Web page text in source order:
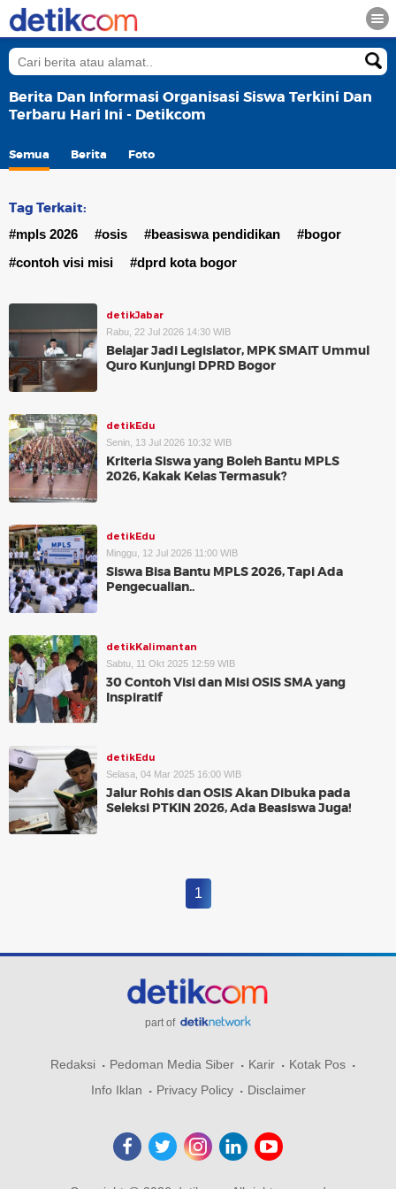
Berita Dan Informasi Organisasi Siswa Terkini Dan
Terbaru Hari Ini - Detikcom
Semua Berita Foto
Tag Terkait:
#mpls 2026 #osis #beasiswa pendidikan
#bogor
#contoh visi misi
#dprd kota bogor
detikJabar
Rabu, 22 Jul 2026 14:30 WIB
Belajar Jadi Legislator, MPK SMAIT Ummul
Quro Kunjungi DPRD Bogor
detikEdu
Senin, 13 Jul 2026 10:32 WIB
Kriteria Siswa yang Boleh Bantu MPLS
2026, Kakak Kelas Termasuk?
detikEdu
Minggu, 12 Jul 2026 11:00 WIB
Siswa Bisa Bantu MPLS 2026, Tapi Ada
Pengecualian..
detikKalimantan
Sabtu, 11 Okt 2025 12:59 WIB
30 Contoh Visi dan Misi OSIS SMA yang
Inspiratif
detikEdu
Selasa, 04 Mar 2025 16:00 WIB
Jalur Rohis dan OSIS Akan Dibuka pada
Seleksi PTKIN 2026, Ada Beasiswa Juga!
1
part of
Redaksi Pedoman Media Siber Karir
Kotak Pos
Info Iklan
Privacy Policy Disclaimer